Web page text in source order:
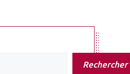
Rechercher